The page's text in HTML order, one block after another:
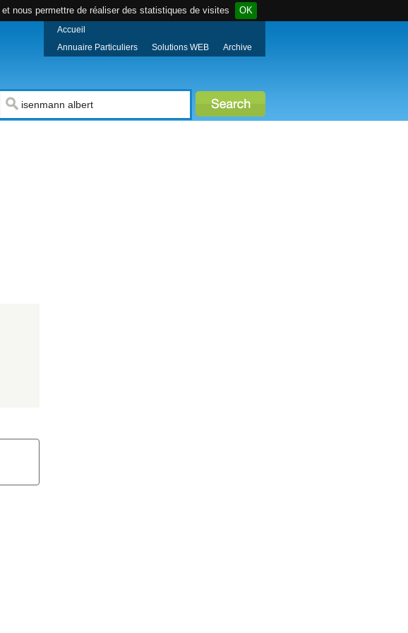
nous permettre de réaliser des statistiques de visites OK
Accueil
Annuaire Particuliers
Solutions WEB Archive